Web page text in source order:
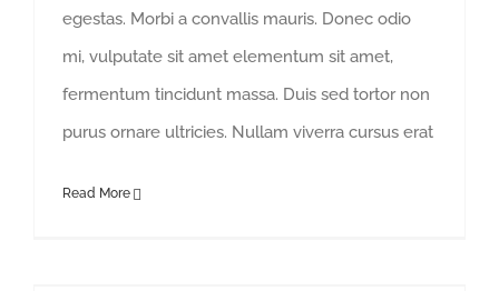
egestas. Morbi a convallis mauris. Donec odio
mi, vulputate sit amet elementum sit amet,
fermentum tincidunt massa. Duis sed tortor non
purus ornare ultricies. Nullam viverra cursus erat
Read More